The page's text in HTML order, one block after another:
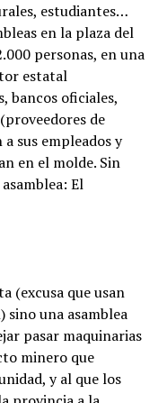
estudiantes…
en la plaza del
personas, en una
estatal
bancos oficiales,
de
sus empleados y
en el molde. Sin
El
(excusa que usan
sino una asamblea
pasar maquinarias
minero que
y al que los